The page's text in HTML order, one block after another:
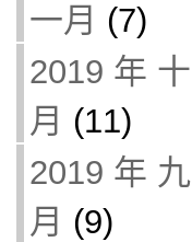
一月 (7)
2019 年 十
月 (11)
2019 年 九
月 (9)